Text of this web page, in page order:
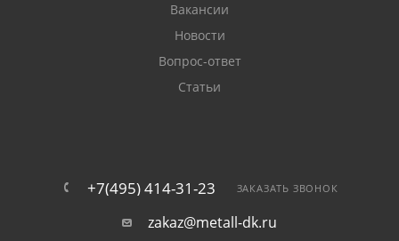
Вакансии
Новости
Вопрос-ответ
Статьи
+7(495) 414-31-23 ЗАКАЗАТЬ ЗВОНОК
zakaz@metall-dk.ru